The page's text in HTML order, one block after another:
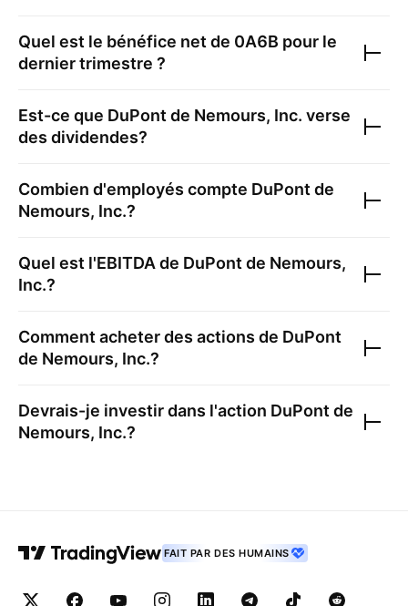
Quel est le bénéfice net de 0A6B pour le
dernier trimestre ?
Est-ce que DuPont de Nemours, Inc. verse
des dividendes?
Combien d'employés compte DuPont de
Nemours, Inc.?
Quel est l'EBITDA de DuPont de Nemours,
Inc.?
Comment acheter des actions de DuPont
de Nemours, Inc.?
Devrais-je investir dans l'action DuPont de
Nemours, Inc.?
FAIT PAR DES HUMAINS